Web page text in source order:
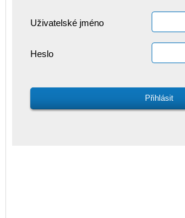
Uživatelské jméno
Heslo